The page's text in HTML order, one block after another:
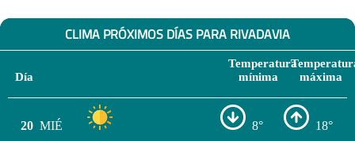
CLIMA PRÓXIMOS DÍAS PARA RIVADAVIA
Día
Temperatura
mínima
máxima
20 MIÉ 8° 18°